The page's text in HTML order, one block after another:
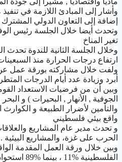
ﻭﺃﺷﺎﺭ ﺇﻟﻰ ﺍﻟﻤﺒﺎﺩﺉ ﺍﻟﻼﺯﻣﺔ ﻓﻲ
ﺇﺿﺎﻓﺔ ﺇﻟﻰ ﺍﻟﺘﻌﺎﻭﻥ ﺍﻟﺪﻭﻟﻲ
ﻭﺗﺤﺪﺙ ﺃﻳﻀﺎ ﺧﻼﻝ ﺍﻟﺠﻠﺴﺔ ﺭﺋﻴﺲ
ﺗﻐﻴﺮ ﺍﻟﻤﻨﺎﺥ
ﻭﺧﻼﻝ ﺍﻟﺠﻠﺴﺔ ﺍﻟﺜﺎﻧﻴﺔ ﻟﻠﻨﺪﻭﺓ ﺗﺤﺪﺙ
ﺍﺭﺗﻔﺎﻉ ﺩﺭﺟﺎﺕ ﺍﻟﺤﺮﺍﺭﺓ ﻣﻨﺬ
ﻭﻟﻔﺖ ﺧﻼﻝ ﻣﺸﺎﺭﻛﺘﻪ ﺑﻮﺭﻗﺔ ﻋﻤﻞ ﻋﻦ
ﺃﺑﺮﺩ ﻭﺯﻳﺎﺩﺓ ﻋﺪﺩ ﺃﻳﺎﻡ ﺍﻟﺪﺭﺟﺎﺕ
ﻭﺑﻴﻦ ﺃﻥ ﻣﻦ ﻓﺮﺿﻴﺎﺕ ﺍﻻﺳﺘﻌﺪﺍﺩ
ﺍﻟﺠﻮﻓﻴﺔ , ﺍﻷﻧﻬﺎﺭ , ﺍﻟﺒﺤﻴﺮﺍﺕ ‏) ﻭ
ﻭﺍﻟﺘﺄﻣﻴﻦ ﻷﺿﺮﺍﺭ ﺍﻟﻄﺒﻴﻌﺔ ﻭ ﺍﻟﻜﻮﺍﺭﺙ
ﻭﺍﻗﻊ ﺑﻴﺌﻲ ﻓﻠﺴﻄﻴﻨﻲ
ﻭ ﺗﺤﺪﺙ ﻣﺪﻳﺮ ﻋﺎﻡ ﺍﻟﻤﺸﺎﺭﻳﻊ
ﺍﻟﺤﺮﺏ ﻋﻠﻰ ﻏﺰﺓ، ﻭﺍﻟﻤﺸﺎﺭﻳﻊ ﺍﻟﺒﻴﺌﻴﺔ .
ﻭﺑﻴﻦ ﺧﻼﻝ ﻭﺭﻗﺔ ﺍﻟﻌﻤﻞ ﺍﻟﻤﻘﺪﻣﺔ
ﺍﻟﻔﻠﺴﻄﻴﻨﻴﺔ %11 ، ﺑﻴﻨﻤﺎ %89 ﺍﺳﺘﺤﻮﺍﺫ ﺇﺳﺮﺍﺋﻴﻠﻲ ﻋﻠﻰ ﺍﻟﻤﻴﺎﻩ .